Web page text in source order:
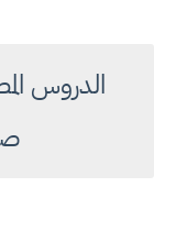
الدروس